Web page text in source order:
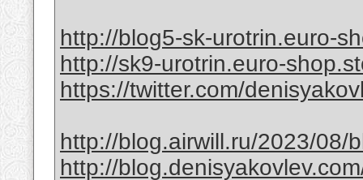
http://blog5-sk-urotrin.euro-
http://sk9-urotrin.euro-
https://twitter.com/
http://blog.airwill.ru/2023/08/
http://